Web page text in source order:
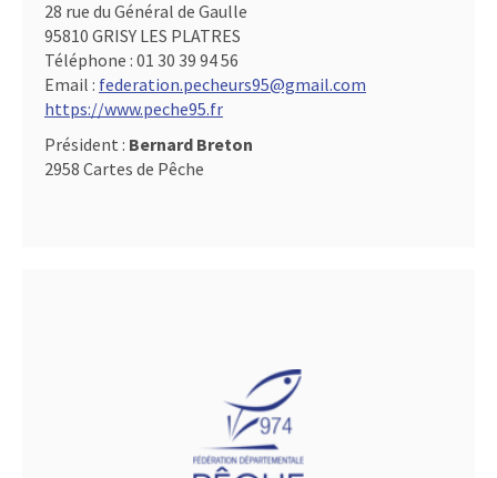
28 rue du Général de Gaulle
95810 GRISY LES PLATRES
Téléphone : 01 30 39 94 56
Email : federation.pecheurs95@gmail.com
https://www.peche95.fr
Président : Bernard Breton
2958 Cartes de Pêche